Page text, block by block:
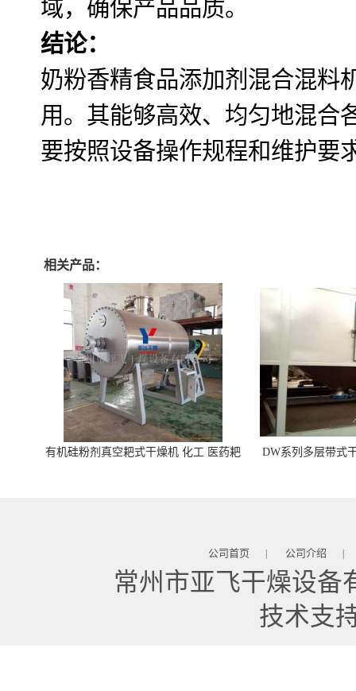
域，确保产品品质。
结论：
奶粉香精食品添加剂混合混料
用。其能够高效、均匀地混合
要按照设备操作规程和维护要
相关产品：
有机硅粉剂真空耙式干燥机 化工 医药耙
DW系列多层带式
公司首页 | 公司介绍 |
常州市亚飞干燥设备
技术支